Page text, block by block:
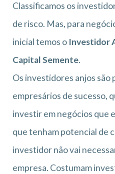
Classificamos os
de risco. Mas, para
inicial temos o Investidor
Capital Semente.
Os investidores anjos são
empresários de sucesso,
investir em negócios que
que tenham potencial de
investidor não vai
empresa. Costumam